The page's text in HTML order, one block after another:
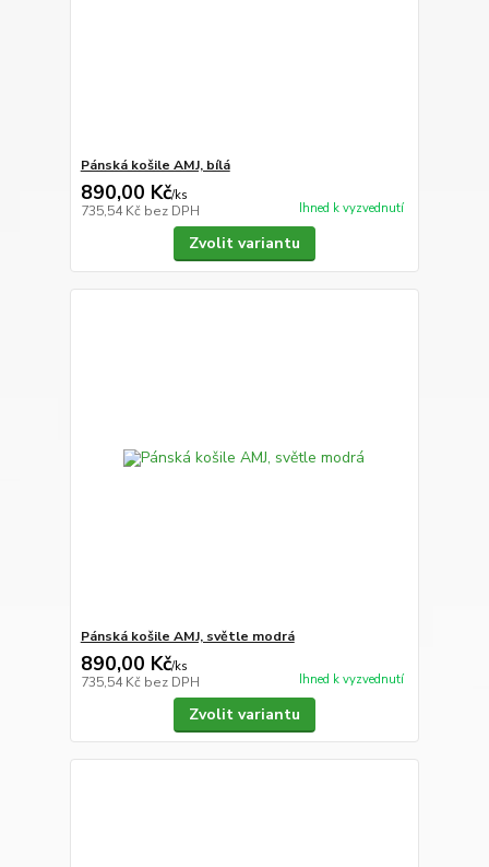
Pánská košile AMJ, bílá
890,00 Kč/ks
735,54 Kč bez DPH Ihned k vyzvednutí
Zvolit variantu
Pánská košile AMJ, světle modrá
890,00 Kč/ks
735,54 Kč bez DPH Ihned k vyzvednutí
Zvolit variantu